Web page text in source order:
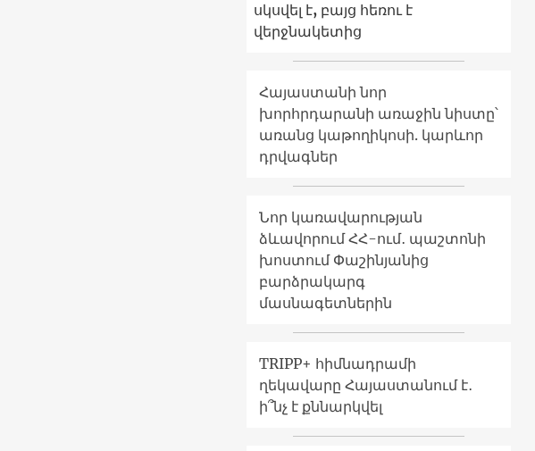
սկսվել է, բայց հեռու է
վերջնակետից
Հայաստանի նոր
խորհրդարանի առաջին նիստը՝
առանց կաթողիկոսի. կարևոր
դրվագներ
Նոր կառավարության
ձևավորում ՀՀ-ում․ պաշտոնի
խոստում Փաշինյանից
բարձրակարգ
մասնագետներին
TRIPP+ հիմնադրամի
ղեկավարը Հայաստանում է․
ի՞նչ է քննարկվել